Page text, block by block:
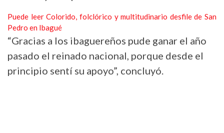
Puede leer Colorido, folclórico y multitudinario desfile de San
Pedro en Ibagué
“Gracias a los ibaguereños pude ganar el año
pasado el reinado nacional, porque desde el
principio sentí su apoyo”, concluyó.